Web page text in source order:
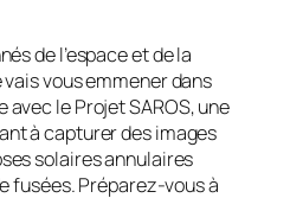
de l’espace et de la
vais vous emmener dans
le Projet SAROS, une
à capturer des images
solaires annulaires
fusées. Préparez-vous à